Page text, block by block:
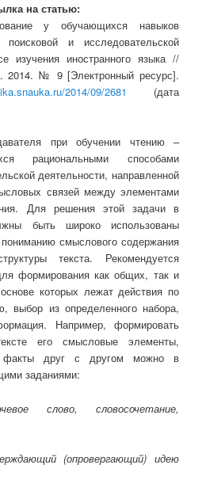
на статью:
у обучающихся навыков
поисковой и исследовательской
изучения иностранного языка //
2014. № 9 [Электронный ресурс].
2014/09/2681 (дата
при обучении чтению –
рациональными способами
деятельности, направленной
связей между элементами
Для решения этой задачи в
быть широко использованы
смыслового содержания
текста. Рекомендуется
формирования как общих, так и
которых лежат действия по
выбор из определенного набора,
Например, формировать
его смысловые элементы,
факты друг с другом можно в
заданиями:
слово, словосочетание,
(опровергающий) идею